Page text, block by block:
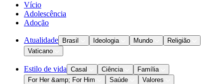
Vício
Adolescência
Adoção
Atualidade Brasil Ideologia Mundo
Religião
Vaticano
Estilo de vida Casal Ciência
Família
For Her &amp; For Him
Saúde
Valores